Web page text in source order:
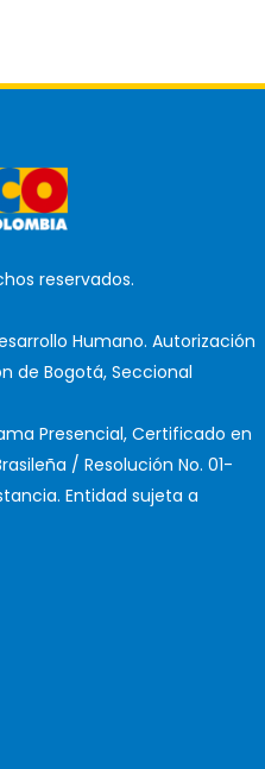
reservados.
Humano. Autorización
de Bogotá, Seccional
Presencial, Certificado en
/ Resolución No. 01-
Entidad sujeta a